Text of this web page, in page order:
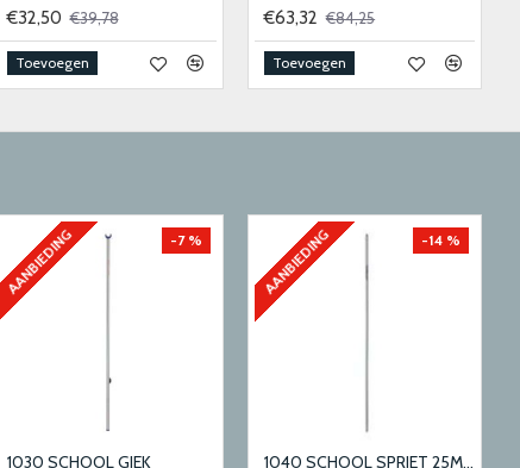
€32,50 €39,78
Toevoegen
€63,32 €84,25
Toevoegen
AANBIEDING -7 %
1030 SCHOOL GIEK
AANBIEDING -14 %
1040 SCHOOL SPRIET 25MM